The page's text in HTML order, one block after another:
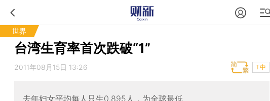
世界
台湾生育率首次跌破“1”
2011年08月15日 13:26 T中
去年妇女平均每人只生0.895人，为全球最低